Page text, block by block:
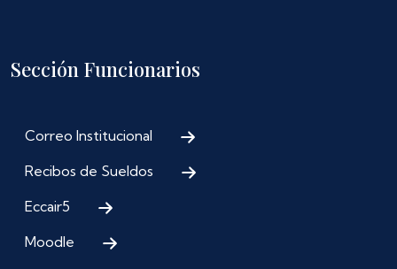
Sección Funcionarios
Correo Institucional
Recibos de Sueldos
Eccair5
Moodle